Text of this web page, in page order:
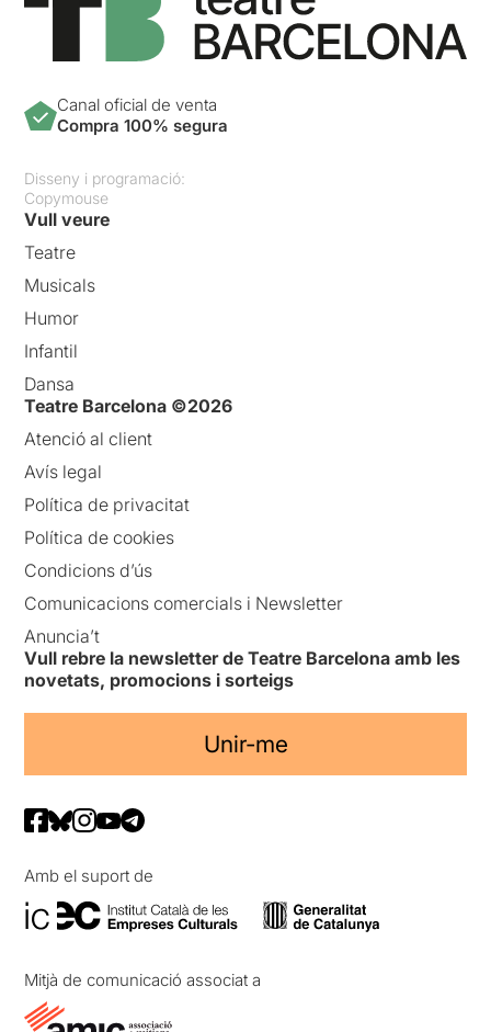
Canal oficial de venta
Compra 100% segura
Disseny i programació:
Copymouse
Vull veure
Teatre
Musicals
Humor
Infantil
Dansa
Teatre Barcelona ©2026
Atenció al client
Avís legal
Política de privacitat
Política de cookies
Condicions d’ús
Comunicacions comercials i Newsletter
Anuncia’t
Vull rebre la newsletter de Teatre Barcelona amb les
novetats, promocions i sorteigs
Unir-me
Amb el suport de
Mitjà de comunicació associat a